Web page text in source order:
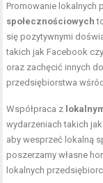
Promowanie lokalnych
społecznościowych
się pozytywnymi
takich jak Facebook
oraz zachęcić innych
przedsiębiorstwa
Współpraca z
wydarzeniach takich
aby wesprzeć lokalną
poszerzamy własne
lokalnych